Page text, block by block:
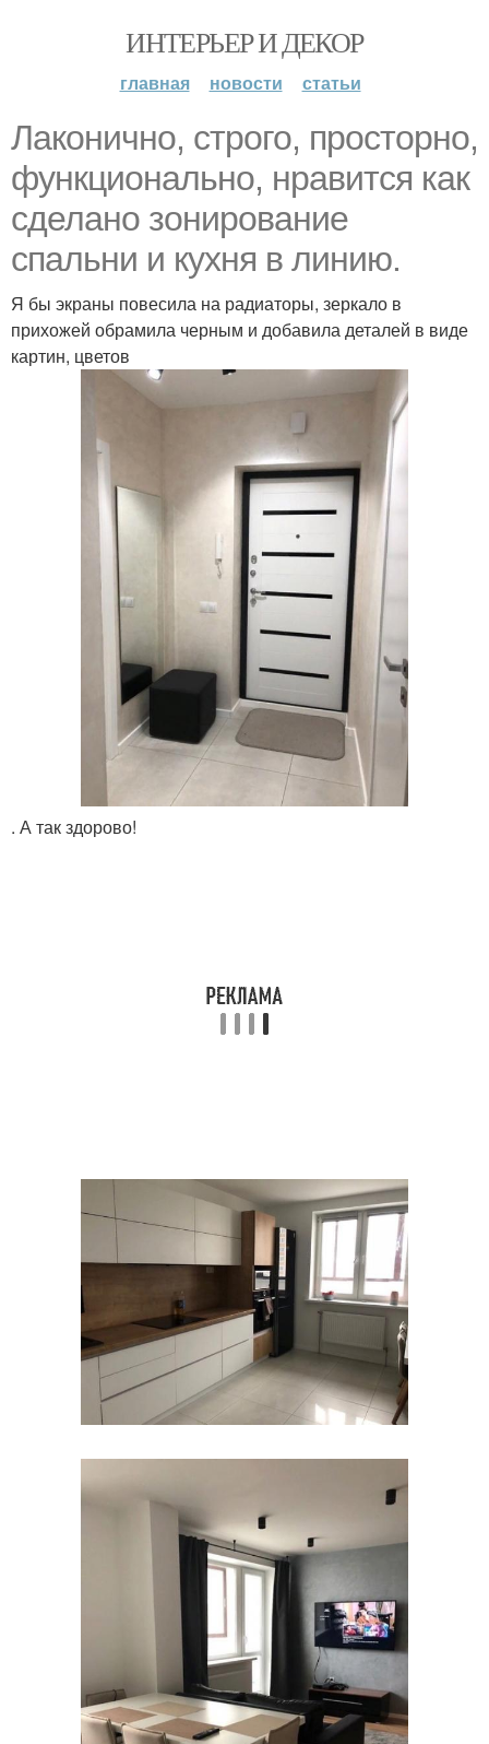
ИНТЕРЬЕР И ДЕКОР
главная новости статьи
Лаконично, строго, просторно,
функционально, нравится как
сделано зонирование
спальни и кухня в линию.
Я бы экраны повесила на радиаторы, зеркало в
прихожей обрамила черным и добавила деталей в виде
картин, цветов
. А так здорово!